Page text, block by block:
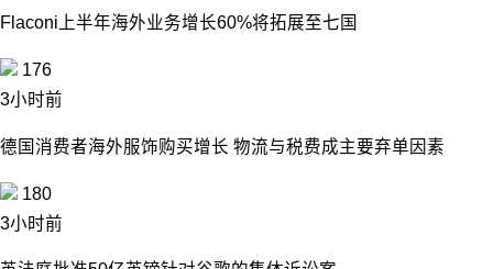
Flaconi上半年海外业务增长60%将拓展至七国
176
3小时前
德国消费者海外服饰购买增长 物流与税费成主要弃单因素
180
3小时前